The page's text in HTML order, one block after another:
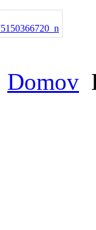
Domov